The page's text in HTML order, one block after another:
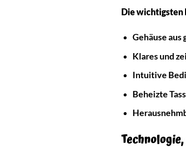
Die
Gehäuse
Klares und
Intuitive
Beheizte